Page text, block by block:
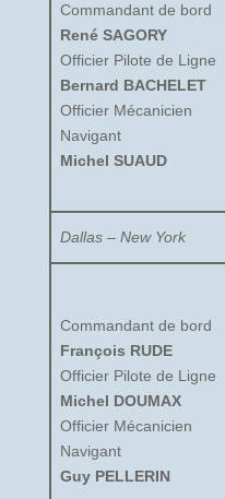
Commandant de bord
René SAGORY
Officier Pilote de Ligne
Bernard BACHELET
Officier Mécanicien
Navigant
Michel SUAUD
Dallas – New York
Commandant de bord
François RUDE
Officier Pilote de Ligne
Michel DOUMAX
Officier Mécanicien
Navigant
Guy PELLERIN